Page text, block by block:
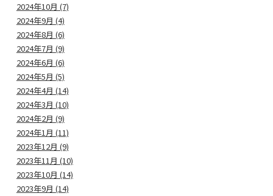
2024年10月 (7)
2024年9月 (4)
2024年8月 (6)
2024年7月 (9)
2024年6月 (6)
2024年5月 (5)
2024年4月 (14)
2024年3月 (10)
2024年2月 (9)
2024年1月 (11)
2023年12月 (9)
2023年11月 (10)
2023年10月 (14)
2023年9月 (14)